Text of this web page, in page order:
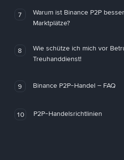
7
Warum ist Binance P2P
Marktplätze?
8
Wie schütze ich mich vor
Treuhanddienst!
9 Binance P2P-Handel – FAQ
10 P2P-Handelsrichtlinien